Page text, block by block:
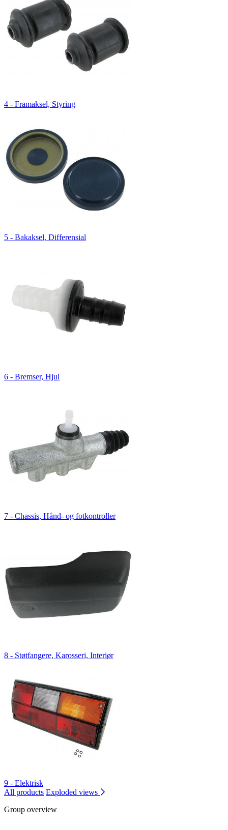
4 - Framaksel, Styring
5 - Bakaksel, Differensial
6 - Bremser, Hjul
7 - Chassis, Hånd- og fotkontroller
8 - Støtfangere, Karosseri, Interiør
9 - Elektrisk
All products Exploded views
Group overview